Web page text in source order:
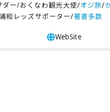
ダー/おくなわ観光大使/オジ旅/
和レッズサポーター/著書多数